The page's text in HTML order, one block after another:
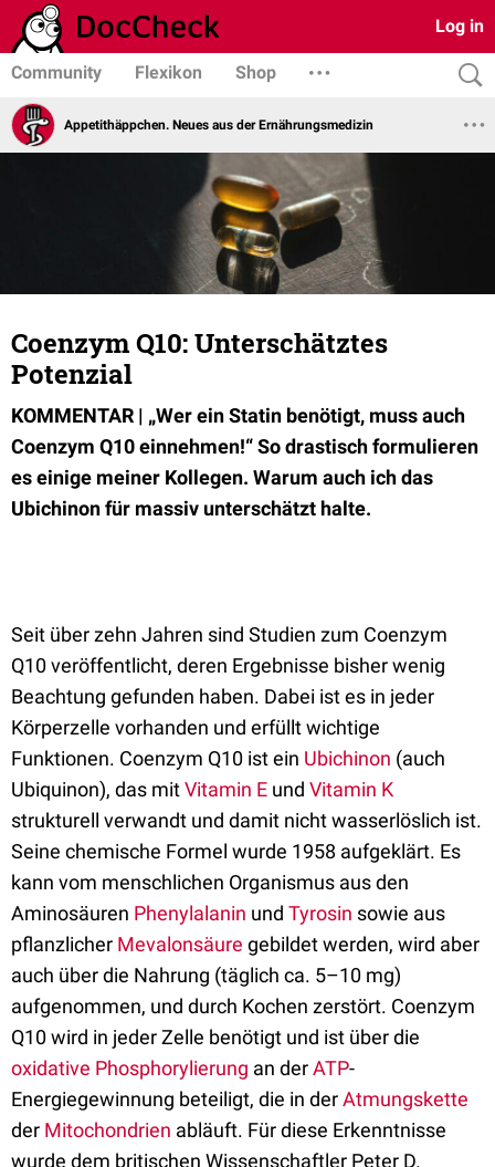
Log in
Community Flexikon Shop
Appetithäppchen. Neues aus der Ernährungsmedizin
Coenzym Q10: Unterschätztes
Potenzial
KOMMENTAR | „Wer ein Statin benötigt, muss auch
Coenzym Q10 einnehmen!“ So drastisch formulieren
es einige meiner Kollegen. Warum auch ich das
Ubichinon für massiv unterschätzt halte.
Seit über zehn Jahren sind Studien zum Coenzym
Q10 veröffentlicht, deren Ergebnisse bisher wenig
Beachtung gefunden haben. Dabei ist es in jeder
Körperzelle vorhanden und erfüllt wichtige
Funktionen. Coenzym Q10 ist ein Ubichinon (auch
Ubiquinon), das mitVitamin E und Vitamin K
strukturell verwandt und damit nicht wasserlöslich ist.
Seine chemische Formel wurde 1958 aufgeklärt. Es
kann vom menschlichen Organismus aus den
Aminosäuren Phenylalanin und Tyrosin sowie aus
pflanzlicher Mevalonsäure gebildet werden, wird aber
auch über die Nahrung (täglich ca. 5–10 mg)
aufgenommen, und durch Kochen zerstört. Coenzym
Q10 wird in jeder Zelle benötigt und ist über die
oxidative Phosphorylierung an derATP-
Energiegewinnung beteiligt, die in derAtmungskette
der Mitochondrien abläuft. Für diese Erkenntnisse
wurde dem britischen Wissenschaftler Peter D.